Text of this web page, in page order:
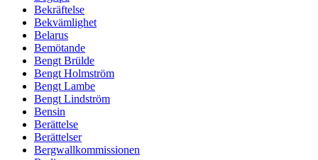
Bekräftelse
Bekvämlighet
Belarus
Bemötande
Bengt Brülde
Bengt Holmström
Bengt Lambe
Bengt Lindström
Bensin
Berättelse
Berättelser
Bergwallkommissionen